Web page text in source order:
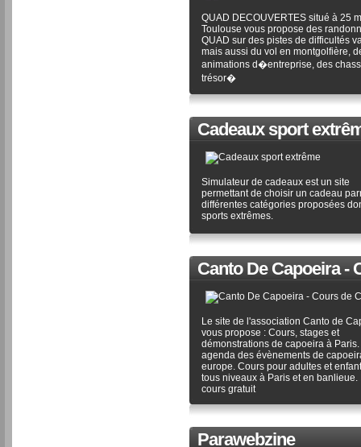
QUAD DECOUVERTES situé à 25
Toulouse vous propose des
QUAD sur des pistes de difficultés
mais aussi du vol en montgolfière,
animations d�entreprise, des
trésor�
Cadeaux sport
Simulateur de cadeaux est un site
permettant de choisir un cadeau
différentes catégories proposées
sports extrêmes.
Canto De Capoeira -
Le site de l'association Canto de
vous propose : Cours, stages et
démonstrations de capoeira à
agenda des évènements de
europe. Cours pour adultes et
tous niveaux à Paris et en banlieue.
cours gratuit
Parawebzine